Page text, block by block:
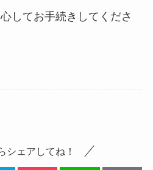
してお手続きしてくださ
シェアしてね！